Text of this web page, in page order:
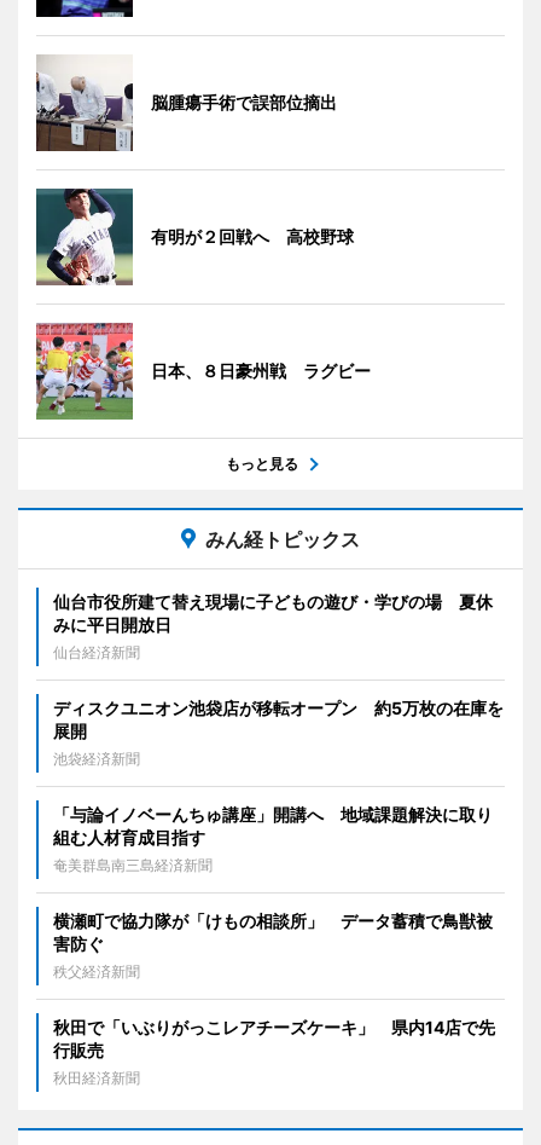
脳腫瘍手術で誤部位摘出
有明が２回戦へ 高校野球
日本、８日豪州戦 ラグビー
もっと見る
みん経トピックス
仙台市役所建て替え現場に子どもの遊び・学びの場 夏休
みに平日開放日
仙台経済新聞
ディスクユニオン池袋店が移転オープン 約5万枚の在庫を
展開
池袋経済新聞
「与論イノベーんちゅ講座」開講へ 地域課題解決に取り
組む人材育成目指す
奄美群島南三島経済新聞
横瀬町で協力隊が「けもの相談所」 データ蓄積で鳥獣被
害防ぐ
秩父経済新聞
秋田で「いぶりがっこレアチーズケーキ」 県内14店で先
行販売
秋田経済新聞